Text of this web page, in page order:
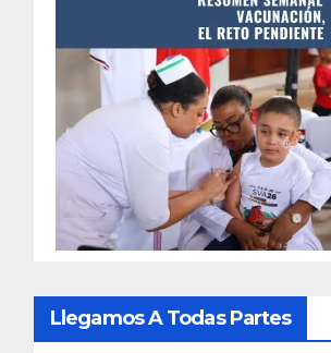
Llegamos A Todas Partes